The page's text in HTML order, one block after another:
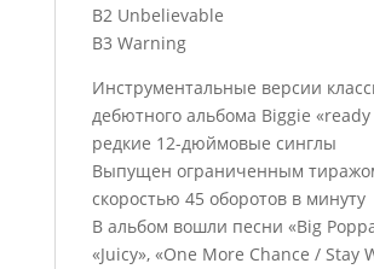
B2 Unbelievable
B3 Warning
Инструментальные версии
дебютного альбома Biggie
редкие 12-дюймовые синглы
Выпущен ограниченным
скоростью 45 оборотов в минуту
В альбом вошли песни «Big
«Juicy», «One More Chance / Stay